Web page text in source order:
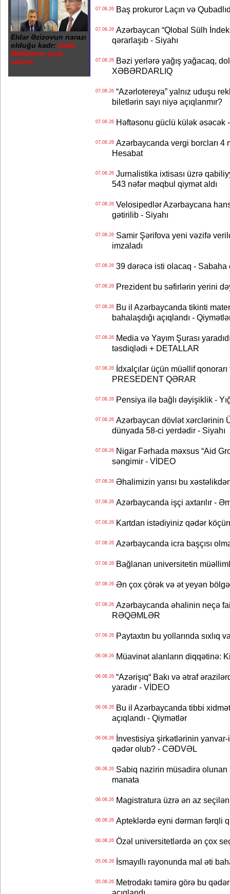
Eldar Əzizovun narazı
olduğu kadr: Xalid
Ələkbərov yola
salınır...
07.08.26Baş prokuror Laçın və
07.08.26Azərbaycan “Qlobal Sülh
qərarlaşıb - Siyahı
07.08.26Bəzi yerlərə yağış yağacaq,
XƏBƏRDARLIQ
07.08.26“Azərlotereya” yalnız uduşu
biletlərin sayı niyə açıqlanmır?
07.08.26Həftəsonu güclü külək əsəcək
07.08.26Azərbaycanda vergi borcları 4
Hesabat
07.08.26Jurnalistika ixtisası üzrə
543 nəfər məqbul qiymət aldı
07.08.26Velosipedlər Azərbaycana
gətirilib - Siyahı
07.08.26Samir Şərifova yeni vəzifə
imzaladı
07.08.2639 dərəcə isti olacaq - Sabaha
07.08.26Prezident bu səfirlərin yerini
07.08.26Bu il Azərbaycanda tikinti
bahalaşdığı açıqlandı -
07.08.26Media və Yayım Şurası
təsdiqlədi + DETALLAR
07.08.26İdxalçılar üçün müəllif
PRESEDENT QƏRAR
07.08.26Pensiya ilə bağlı dəyişiklik -
07.08.26Azərbaycan dövlət xərclərinin
dünyada 58-ci yerdədir - Siyahı
07.08.26Nigar Fərhada məxsus “Aid
səngimir - VİDEO
07.08.26Əhalimizin yarısı bu
07.08.26Azərbaycanda işçi axtarılır -
07.08.26Kartdan istədiyiniz qədər
07.08.26Azərbaycanda icra başçısı
07.08.26Bağlanan universitetin
07.08.26Ən çox çörək və ət yeyən
07.08.26Azərbaycanda əhalinin neçə
RƏQƏMLƏR
07.08.26Paytaxtın bu yollarında sıxlıq
06.08.26Müavinət alanların diqqətinə:
06.08.26“Azərişıq“ Bakı və ətraf
yaradır - VİDEO
06.08.26Bu il Azərbaycanda tibbi
açıqlandı - Qiymətlər
06.08.26İnvestisiya şirkətlərinin yanvar-
qədər olub? - CƏDVƏL
06.08.26Sabiq nazirin müsadirə olunan
manata
06.08.26Magistratura üzrə ən az
06.08.26Apteklərdə eyni dərman fərqli
06.08.26Özəl universitetlərdə ən çox
05.08.26İsmayıllı rayonunda mal əti
05.08.26Metrodakı təmirə görə bu